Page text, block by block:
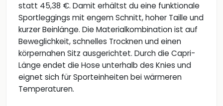
statt 45,38 €. Damit erhältst du eine funktionale
Sportleggings mit engem Schnitt, hoher Taille und
kurzer Beinlänge. Die Materialkombination ist auf
Beweglichkeit, schnelles Trocknen und einen
körpernahen Sitz ausgerichtet. Durch die Capri-
Länge endet die Hose unterhalb des Knies und
eignet sich für Sporteinheiten bei wärmeren
Temperaturen.